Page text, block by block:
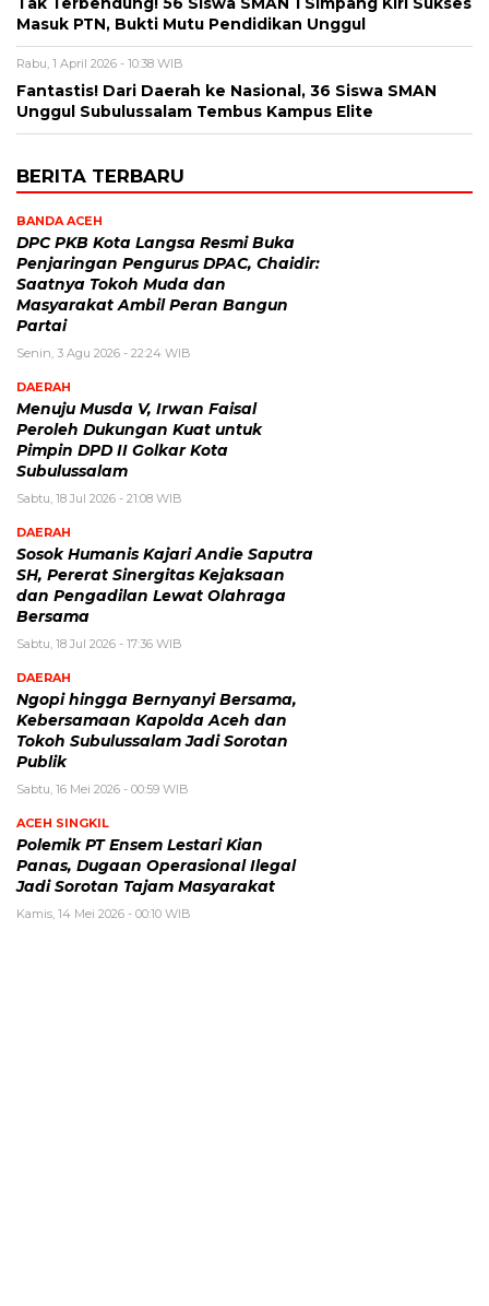
Masuk PTN, Bukti Mutu Pendidikan Unggul
Rabu, 1 April 2026 - 10:38 WIB
Fantastis! Dari Daerah ke Nasional, 36 Siswa SMAN
Unggul Subulussalam Tembus Kampus Elite
BERITA TERBARU
BANDA ACEH
DPC PKB Kota Langsa Resmi Buka
Penjaringan Pengurus DPAC, Chaidir:
Saatnya Tokoh Muda dan
Masyarakat Ambil Peran Bangun
Partai
Senin, 3 Agu 2026 - 22:24 WIB
DAERAH
Menuju Musda V, Irwan Faisal
Peroleh Dukungan Kuat untuk
Pimpin DPD II Golkar Kota
Subulussalam
Sabtu, 18 Jul 2026 - 21:08 WIB
DAERAH
Sosok Humanis Kajari Andie Saputra
SH, Pererat Sinergitas Kejaksaan
dan Pengadilan Lewat Olahraga
Bersama
Sabtu, 18 Jul 2026 - 17:36 WIB
DAERAH
Ngopi hingga Bernyanyi Bersama,
Kebersamaan Kapolda Aceh dan
Tokoh Subulussalam Jadi Sorotan
Publik
Sabtu, 16 Mei 2026 - 00:59 WIB
ACEH SINGKIL
Polemik PT Ensem Lestari Kian
Panas, Dugaan Operasional Ilegal
Jadi Sorotan Tajam Masyarakat
Kamis, 14 Mei 2026 - 00:10 WIB